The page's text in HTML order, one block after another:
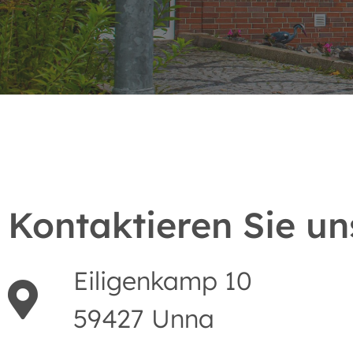
Kontaktieren Sie
Eiligenkamp 10
59427 Unna